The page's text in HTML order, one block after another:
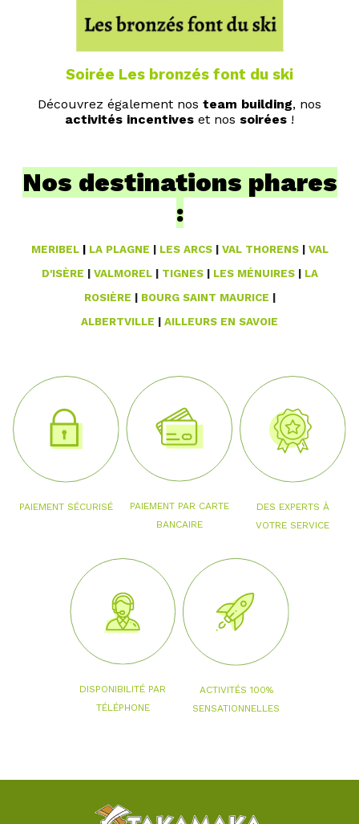
Soirée Les bronzés font du ski
Découvrez également nos team building, nos
activités incentives et nos soirées !
Nos destinations phares
:
MERIBEL| LA PLAGNE LES ARCS| VAL THORENS| VAL
D'ISÈRE
VALMOREL| TIGNES| LES MÉNUIRES| LA
ROSIÈRE
BOURG SAINT MAURICE
ALBERTVILLE
AILLEURS EN SAVOIE
PAIEMENT SÉCURISÉ
PAIEMENT PAR CARTE
BANCAIRE
DES EXPERTS À
VOTRE SERVICE
DISPONIBILITÉ PAR
TÉLÉPHONE
ACTIVITÉS 100%
SENSATIONNELLES